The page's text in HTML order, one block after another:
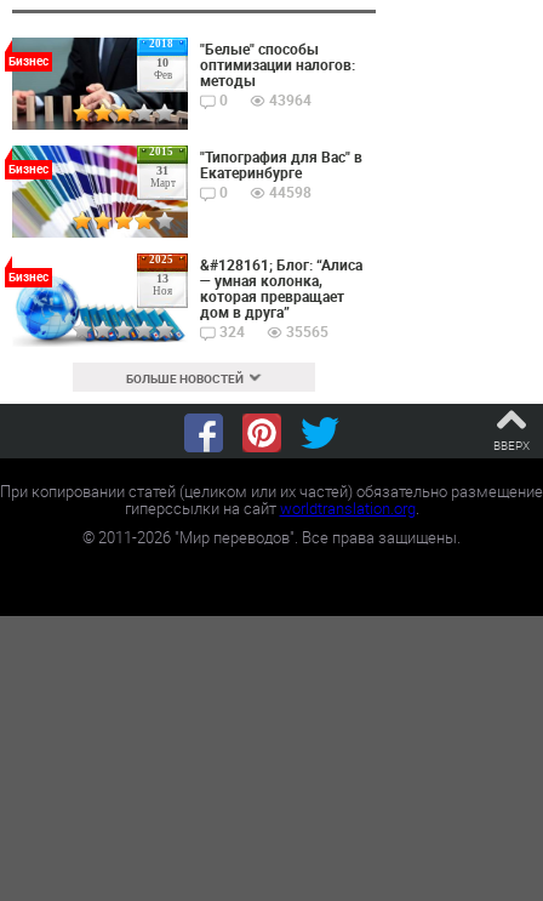
2018
10
Фев
Бизнес
"Белые" способы
оптимизации налогов:
методы
0
43964
2015
31
Март
Бизнес
"Типография для Вас" в
Екатеринбурге
0
44598
2025
13
Ноя
Бизнес
&#128161; Блог: “Алиса
— умная колонка,
которая превращает
дом в друга”
324
35565
БОЛЬШЕ НОВОСТЕЙ
ВВЕРХ
При копировании статей (целиком или их частей) обязательно размещение
гиперссылки на сайтworldtranslation.org.
©2011-2026 "Мир переводов". Все права защищены.